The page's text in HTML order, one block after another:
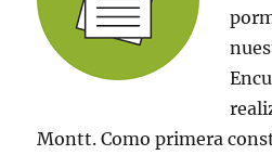
Montt. Como primera